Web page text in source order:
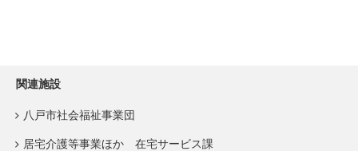
関連施設
八戸市社会福祉事業団
居宅介護等事業ほか 在宅サービス課